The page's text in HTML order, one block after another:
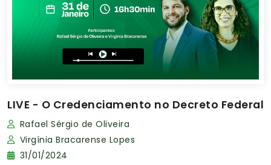
LIVE - O Credenciamento no Decreto Federal
Rafael Sérgio de Oliveira
Virgínia Bracarense Lopes
31/01/2024